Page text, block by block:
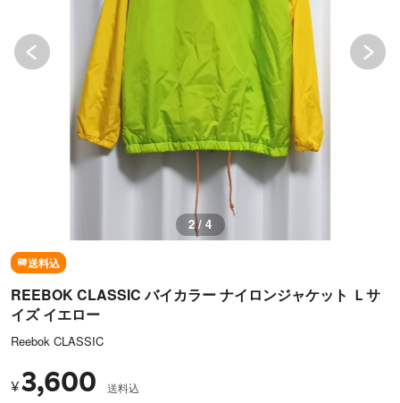
3 / 4
送料込
REEBOK CLASSIC バイカラー ナイロンジャケット Ｌサ
イズ イエロー
Reebok CLASSIC
¥3,600 送料込